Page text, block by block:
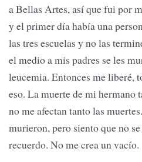
a Bellas Artes, así que fui por
y el primer día había una
las tres escuelas y no las
el medio a mis padres se les
leucemia. Entonces me liberé,
eso. La muerte de mi hermano
no me afectan tanto las
murieron, pero siento que no
recuerdo. No me crea un vacío.